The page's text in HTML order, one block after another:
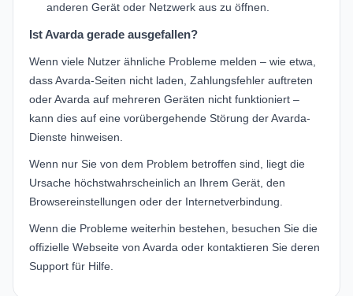
anderen Gerät oder Netzwerk aus zu öffnen.
Ist Avarda gerade ausgefallen?
Wenn viele Nutzer ähnliche Probleme melden – wie etwa,
dass Avarda-Seiten nicht laden, Zahlungsfehler auftreten
oder Avarda auf mehreren Geräten nicht funktioniert –
kann dies auf eine vorübergehende Störung der Avarda-
Dienste hinweisen.
Wenn nur Sie von dem Problem betroffen sind, liegt die
Ursache höchstwahrscheinlich an Ihrem Gerät, den
Browsereinstellungen oder der Internetverbindung.
Wenn die Probleme weiterhin bestehen, besuchen Sie die
offizielle Webseite von Avarda oder kontaktieren Sie deren
Support für Hilfe.